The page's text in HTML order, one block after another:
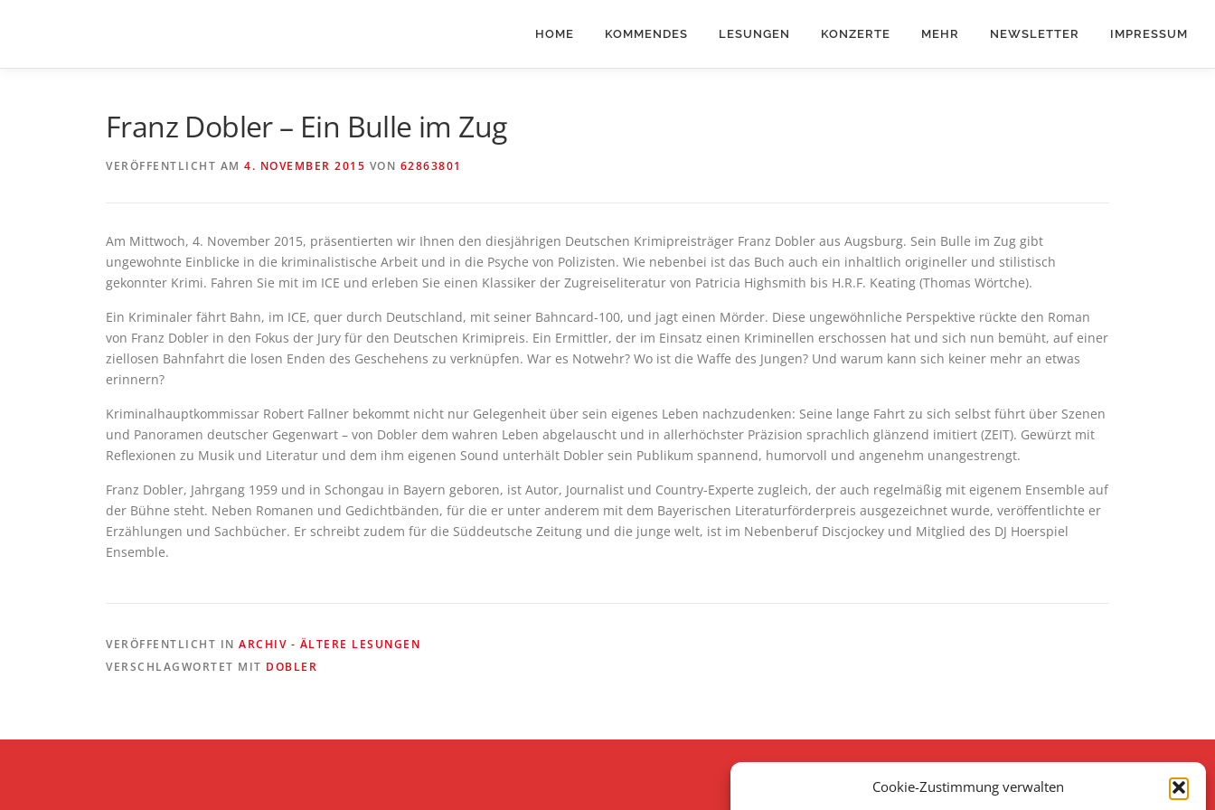
Cookie-Zustimmung verwalten
HOME KOMMENDES LESUNGEN KONZERTE MEHR NEWSLETTER IMPRESSUM
Franz Dobler – Ein Bulle im Zug
VERÖFFENTLICHT AM 4. NOVEMBER 2015 VON 62863801
Am Mittwoch, 4. November 2015, präsentierten wir Ihnen den diesjährigen Deutschen Krimipreisträger Franz Dobler aus Augsburg. Sein Bulle im Zug gibt
ungewohnte Einblicke in die kriminalistische Arbeit und in die Psyche von Polizisten. Wie nebenbei ist das Buch auch ein inhaltlich origineller und stilistisch
gekonnter Krimi. Fahren Sie mit im ICE und erleben Sie einen Klassiker der Zugreiseliteratur von Patricia Highsmith bis H.R.F. Keating (Thomas Wörtche).
Ein Kriminaler fährt Bahn, im ICE, quer durch Deutschland, mit seiner Bahncard-100, und jagt einen Mörder. Diese ungewöhnliche Perspektive rückte den Roman
von Franz Dobler in den Fokus der Jury für den Deutschen Krimipreis. Ein Ermittler, der im Einsatz einen Kriminellen erschossen hat und sich nun bemüht, auf einer
ziellosen Bahnfahrt die losen Enden des Geschehens zu verknüpfen. War es Notwehr? Wo ist die Waffe des Jungen? Und warum kann sich keiner mehr an etwas
erinnern?
Kriminalhauptkommissar Robert Fallner bekommt nicht nur Gelegenheit über sein eigenes Leben nachzudenken: Seine lange Fahrt zu sich selbst führt über Szenen
und Panoramen deutscher Gegenwart – von Dobler dem wahren Leben abgelauscht und in allerhöchster Präzision sprachlich glänzend imitiert (ZEIT). Gewürzt mit
Reflexionen zu Musik und Literatur und dem ihm eigenen Sound unterhält Dobler sein Publikum spannend, humorvoll und angenehm unangestrengt.
Franz Dobler, Jahrgang 1959 und in Schongau in Bayern geboren, ist Autor, Journalist und Country-Experte zugleich, der auch regelmäßig mit eigenem Ensemble auf
der Bühne steht. Neben Romanen und Gedichtbänden, für die er unter anderem mit dem Bayerischen Literaturförderpreis ausgezeichnet wurde, veröffentlichte er
Erzählungen und Sachbücher. Er schreibt zudem für die Süddeutsche Zeitung und die junge welt, ist im Nebenberuf Discjockey und Mitglied des DJ Hoerspiel
Ensemble.
VERÖFFENTLICHT IN ARCHIV - ÄLTERE LESUNGEN
VERSCHLAGWORTET MIT DOBLER